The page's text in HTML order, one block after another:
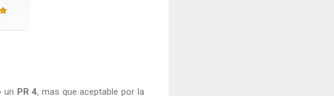
un PR 4, mas que aceptable por la